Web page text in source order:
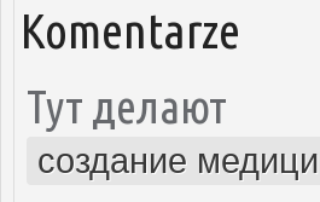
Komentarze
Тут делают
создание